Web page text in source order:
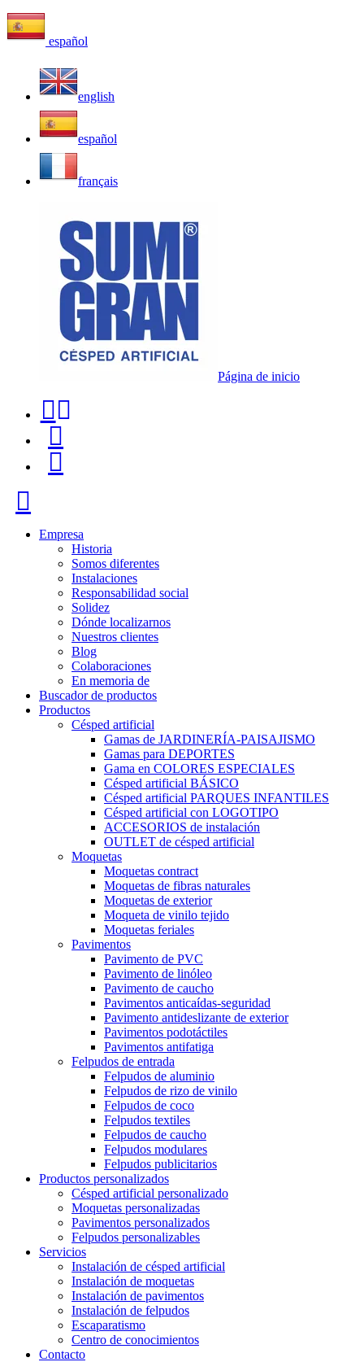
español
english
español
français
Página de inicio
116
96
57
Empresa
Historia
Somos diferentes
Instalaciones
Responsabilidad social
Solidez
Dónde localizarnos
Nuestros clientes
Blog
Colaboraciones
En memoria de
Buscador de productos
Productos
Césped artificial
Gamas de JARDINERÍA-PAISAJISMO
Gamas para DEPORTES
Gama en COLORES ESPECIALES
Césped artificial BÁSICO
Césped artificial PARQUES INFANTILES
Césped artificial con LOGOTIPO
ACCESORIOS de instalación
OUTLET de césped artificial
Moquetas
Moquetas contract
Moquetas de fibras naturales
Moquetas de exterior
Moqueta de vinilo tejido
Moquetas feriales
Pavimentos
Pavimento de PVC
Pavimento de linóleo
Pavimento de caucho
Pavimentos anticaídas-seguridad
Pavimento antideslizante de exterior
Pavimentos podotáctiles
Pavimentos antifatiga
Felpudos de entrada
Felpudos de aluminio
Felpudos de rizo de vinilo
Felpudos de coco
Felpudos textiles
Felpudos de caucho
Felpudos modulares
Felpudos publicitarios
Productos personalizados
Césped artificial personalizado
Moquetas personalizadas
Pavimentos personalizados
Felpudos personalizables
Servicios
Instalación de césped artificial
Instalación de moquetas
Instalación de pavimentos
Instalación de felpudos
Escaparatismo
Centro de conocimientos
Contacto